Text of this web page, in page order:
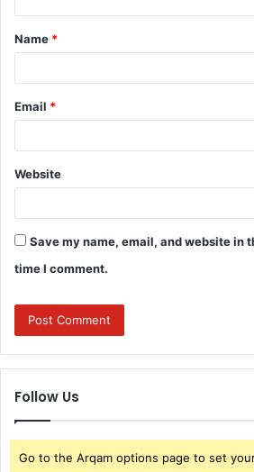
t
*
Name *
Email *
Website
Save my name, email, and website in
time I comment.
Follow Us
Go to the Arqam options page to set